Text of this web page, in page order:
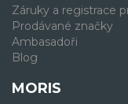
Záruky a registrace
Prodávané značky
Ambasadoři
Blog
MORIS